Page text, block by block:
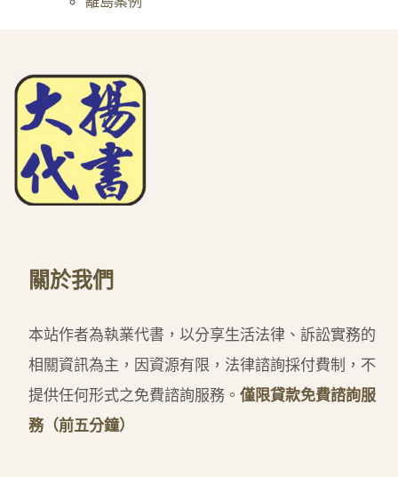
關於我們
本站作者為執業代書，以分享生活法律、訴訟實務的
相關資訊為主，因資源有限，法律諮詢採付費制，不
提供任何形式之免費諮詢服務。 僅限貸款免費諮詢服
務（前五分鐘）